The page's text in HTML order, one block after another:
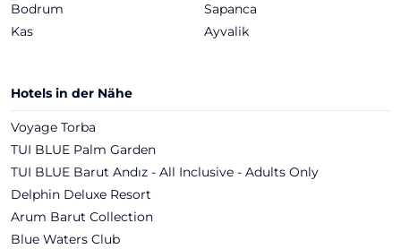
Bodrum
Sapanca
Kas
Ayvalik
Hotels in der Nähe
Voyage Torba
TUI BLUE Palm Garden
TUI BLUE Barut Andız - All Inclusive - Adults Only
Delphin Deluxe Resort
Arum Barut Collection
Blue Waters Club